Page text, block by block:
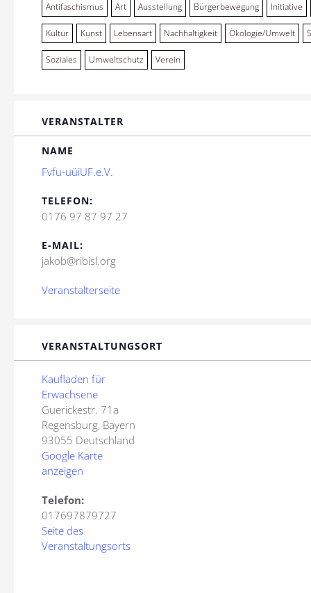
Antifaschismus Art Ausstellung Bürgerbewegung Initiative
Kultur Kunst Lebensart Nachhaltigkeit Ökologie/Umwelt
Soziales Umweltschutz Verein
VERANSTALTER
NAME
Fvfu-uüiUF.e.V.
TELEFON:
0176 97 87 97 27
E-MAIL:
jakob@ribisl.org
Veranstalterseite
VERANSTALTUNGSORT
Kaufladen für
Erwachsene
Guerickestr. 71a
Regensburg, Bayern
93055 Deutschland
Google Karte
anzeigen
Telefon:
017697879727
Seite des
Veranstaltungsorts